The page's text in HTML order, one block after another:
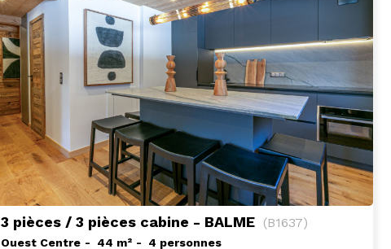
3 pièces / 3 pièces cabine - BALME (B1637)
Ouest Centre 44 m² 4 personnes